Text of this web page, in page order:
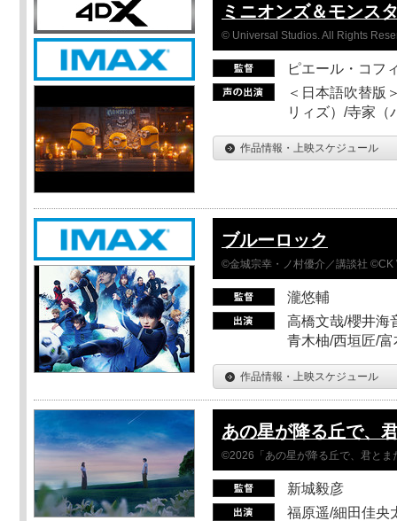
ミニオンズ＆モンス
© Universal Studios. All Rights
ピエール・コフ
＜日本語吹替版
リィズ）/寺家（
作品情報・上映スケジュール
ブルーロック
©金城宗幸・ノ村優介／講談社 ©CK
瀧悠輔
高橋文哉/櫻井海
青木柚/西垣匠/
作品情報・上映スケジュール
あの星が降る丘で、
©2026「あの星が降る丘で、君とま
新城毅彦
福原遥/細田佳央